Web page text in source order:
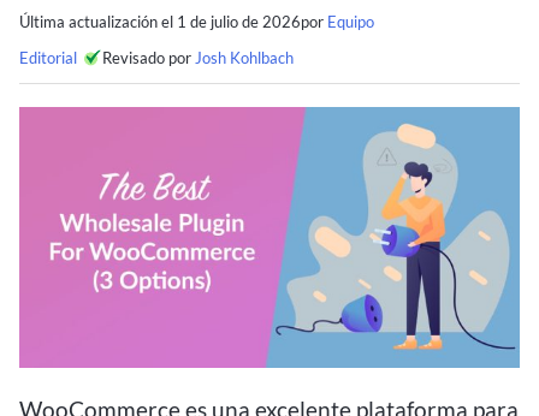
Última actualización el 1 de julio de 2026por Equipo
Editorial
Revisado por Josh Kohlbach
WooCommerce es una excelente plataforma para